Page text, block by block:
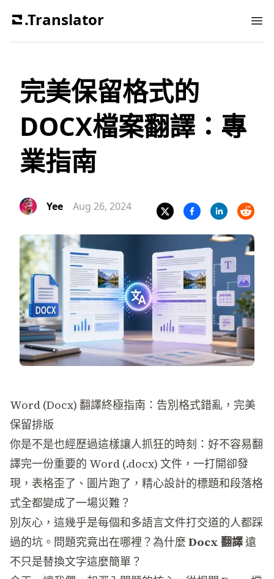
.Translator
完美保留格式的
DOCX檔案翻譯：專
業指南
Yee Aug 26, 2024
Word (Docx) 翻譯終極指南：告別格式錯亂，完美
保留排版
你是不是也經歷過這樣讓人抓狂的時刻：好不容易翻
譯完一份重要的 Word (.docx) 文件，一打開卻發
現，表格歪了、圖片跑了，精心設計的標題和段落格
式全都變成了一場災難？
別灰心，這幾乎是每個和多語言文件打交道的人都踩
過的坑。問題究竟出在哪裡？為什麼 Docx 翻譯遠
不只是替換文字這麼簡單？